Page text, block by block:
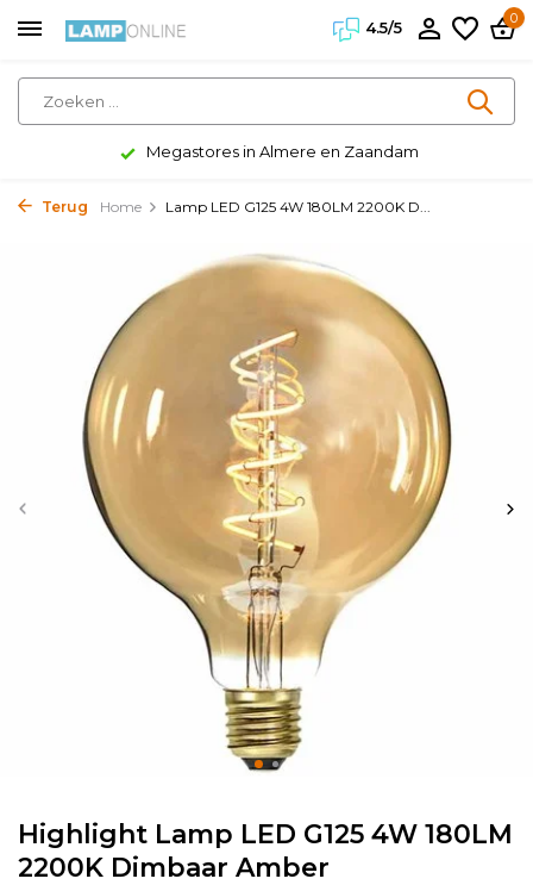
4.5/5
0
Megastores in Almere en Zaandam
Terug Home Lamp LED G125 4W 180LM 2200K D...
Highlight Lamp LED G125 4W 180LM
2200K Dimbaar Amber